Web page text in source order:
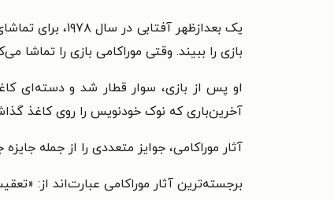
یک بعدازظهر
بازی را ببیند. وقتی موراکامی بازی را
او پس از بازی، سوار قطار شد و دسته‌ای
آخرین‌باری که نوک خودنویس را روی کاغذ
آثار موراکامی، جوایز متعددی را از جمله
برجسته‌ترین آثار موراکامی عبارت‌اند از: